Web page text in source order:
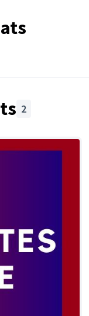
2